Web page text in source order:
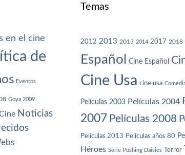
en el cine
de
Eventos
Goya 2009
Noticias
Temas
2012 2013 2013 2014 2017 2018
Español Cine Español
Cine Usa cine usa
Películas 2003 Películas 2004
2007 Películas 2008
Películas 2013 Películas años 80
Héroes Serie Pushing Daisies Terror